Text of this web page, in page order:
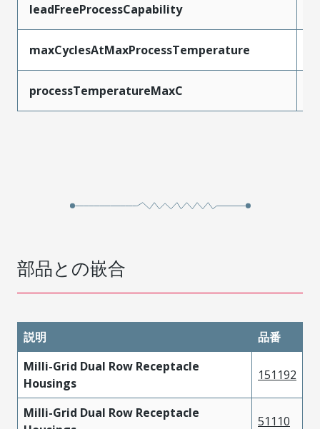
leadFreeProcessCapability
maxCyclesAtMaxProcessTemperature
processTemperatureMaxC
部品との嵌合
説明
品番
Milli-Grid Dual Row Receptacle
Housings
151192
Milli-Grid Dual Row Receptacle
51110